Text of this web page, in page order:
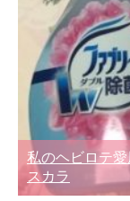
私のヘビロテ
スカラ